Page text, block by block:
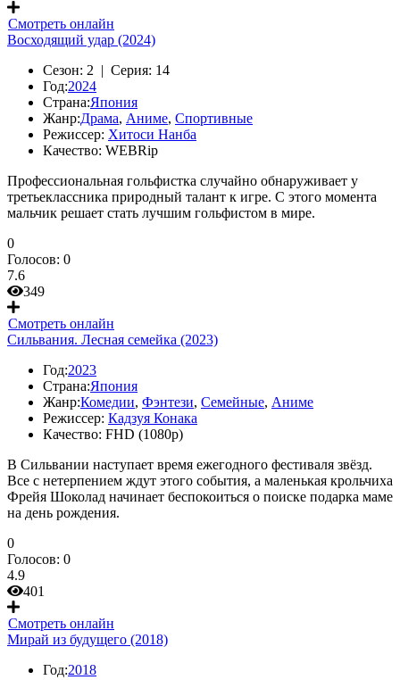
Смотреть онлайн
Восходящий удар (2024)
Сезон: 2 | Серия: 14
Год:2024
Страна:Япония
Жанр:Драма, Аниме, Спортивные
Режиссер: Хитоси Нанба
Качество: WEBRip
Профессиональная гольфистка случайно обнаруживает у
третьеклассника природный талант к игре. С этого момента
мальчик решает стать лучшим гольфистом в мире.
0
Голосов: 0
7.6
349
Смотреть онлайн
Сильвания. Лесная семейка (2023)
Год:2023
Страна:Япония
Жанр:Комедии, Фэнтези, Семейные, Аниме
Режиссер: Кадзуя Конака
Качество: FHD (1080p)
В Сильвании наступает время ежегодного фестиваля звёзд.
Все с нетерпением ждут этого события, а маленькая крольчиха
Фрейя Шоколад начинает беспокоиться о поиске подарка маме
на день рождения.
0
Голосов: 0
4.9
401
Смотреть онлайн
Мирай из будущего (2018)
Год:2018